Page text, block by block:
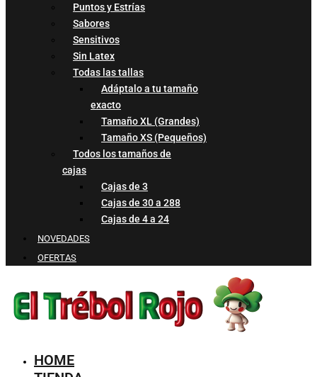
Puntos y Estrías
Sabores
Sensitivos
Sin Latex
Todas las tallas
Adáptalo a tu tamaño
exacto
Tamaño XL (Grandes)
Tamaño XS (Pequeños)
Todos los tamaños de
cajas
Cajas de 3
Cajas de 30 a 288
Cajas de 4 a 24
NOVEDADES
OFERTAS
HOME